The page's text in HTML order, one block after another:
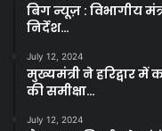
बिग न्यूज़ : विभागीय
निर्देश…
July 12, 2024
मुख्यमंत्री ने हरिद्वार
की समीक्षा…
July 12, 2024